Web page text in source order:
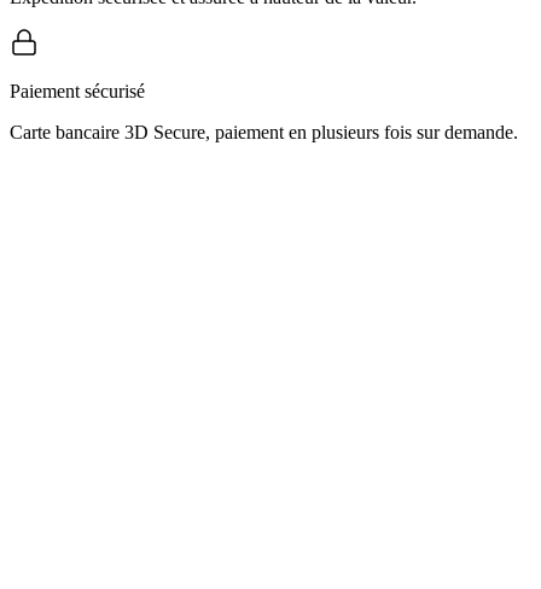
Paiement sécurisé
Carte bancaire 3D Secure, paiement en plusieurs fois sur demande.